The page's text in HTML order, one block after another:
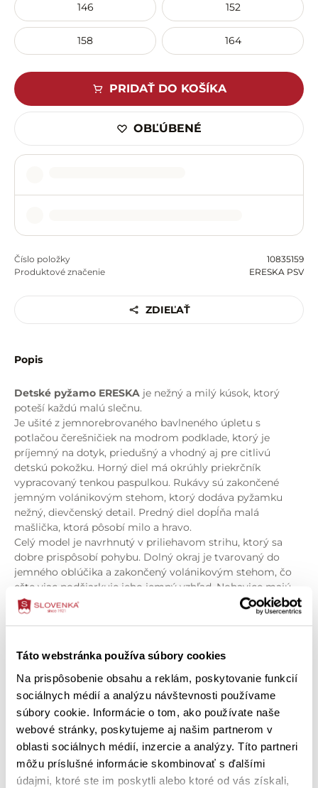
Táto webstránka používa súbory cookies
Na prispôsobenie obsahu a reklám, poskytovanie funkcií
sociálnych médií a analýzu návštevnosti používame
súbory cookie. Informácie o tom, ako používate naše
webové stránky, poskytujeme aj našim partnerom v
oblasti sociálnych médií, inzercie a analýzy. Títo partneri
môžu príslušné informácie skombinovať s ďalšími
údajmi, ktoré ste im poskytli alebo ktoré od vás získali,
146 152
158 164
PRIDAŤ DO KOŠÍKA
OBĽÚBENÉ
Číslo položky
10835159
Produktové značenie
ERESKA PSV
ZDIEĽAŤ
Popis
Detské pyžamo ERESKA je nežný a milý kúsok, ktorý
poteší každú malú slečnu.
Je ušité z jemnorebrovaného bavlneného úpletu s
potlačou čerešničiek na modrom podklade, ktorý je
príjemný na dotyk, priedušný a vhodný aj pre citlivú
detskú pokožku. Horný diel má okrúhly priekrčník
vypracovaný tenkou paspulkou. Rukávy sú zakončené
jemným volánikovým stehom, ktorý dodáva pyžamku
nežný, dievčenský detail. Predný diel dopĺňa malá
mašlička, ktorá pôsobí milo a hravo.
Celý model je navrhnutý v priliehavom strihu, ktorý sa
dobre prispôsobí pohybu. Dolný okraj je tvarovaný do
jemného oblúčika a zakončený volánikovým stehom, čo
ešte viac podčiarkuje jeho jemný vzhľad. Nohavice majú
lemované zakončenie, vďaka ktorému dobre držia na
mieste a pás so všitou gumou, ktorá nie je vymeniteľná.
slečny budú cítiť príjemne a spokojne.
Vlastnosti:
jemnorebrovaný bavlnený úplet s potlačou čerešničiek
modrý podklad s hravým, dievčenským vzorom
priliehavý, pohodlný strih
dolný okraj tvarovaný do oblúčika s volánikovým stehom
okrúhly priekrčník s tenkou paspulkou
rukávy zakončené volánikovým stehom
Špecifikácia produktu
O zložení výrobku
Ako správne vybrať veľkosť
Ako ošetriť výrobok